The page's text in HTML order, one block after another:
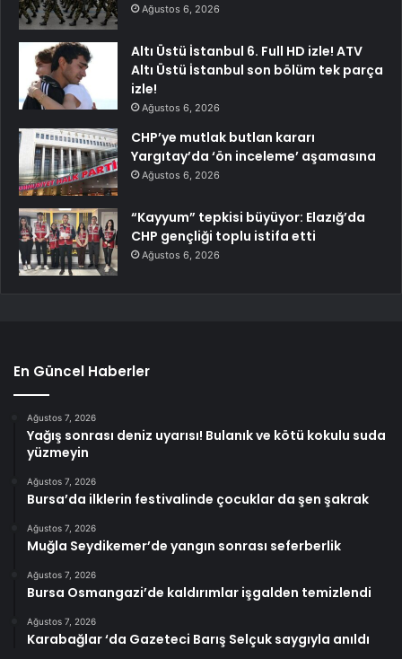
Ağustos 6, 2026
Altı Üstü İstanbul 6. Full HD izle! ATV
Altı Üstü İstanbul son bölüm tek parça
izle!
Ağustos 6, 2026
CHP’ye mutlak butlan kararı
Yargıtay’da ‘ön inceleme’ aşamasına
Ağustos 6, 2026
“Kayyum” tepkisi büyüyor: Elazığ’da
CHP gençliği toplu istifa etti
Ağustos 6, 2026
En Güncel Haberler
Ağustos 7, 2026
Yağış sonrası deniz uyarısı! Bulanık ve kötü kokulu suda
yüzmeyin
Ağustos 7, 2026
Bursa’da ilklerin festivalinde çocuklar da şen şakrak
Ağustos 7, 2026
Muğla Seydikemer’de yangın sonrası seferberlik
Ağustos 7, 2026
Bursa Osmangazi’de kaldırımlar işgalden temizlendi
Ağustos 7, 2026
Karabağlar ‘da Gazeteci Barış Selçuk saygıyla anıldı